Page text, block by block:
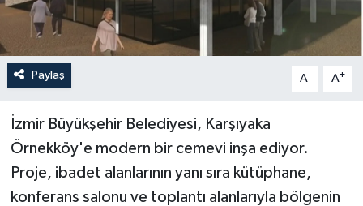
Paylaş A- A+
İzmir Büyükşehir Belediyesi, Karşıyaka
Örnekköy'e modern bir cemevi inşa ediyor.
Proje, ibadet alanlarının yanı sıra kütüphane,
konferans salonu ve toplantı alanlarıyla bölgenin